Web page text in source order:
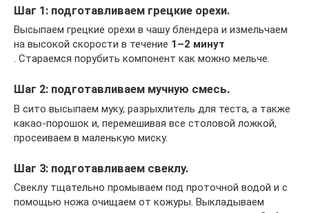
Шаг 1: подготавливаем грецкие орехи.
Высыпаем грецкие орехи в чашу блендера и измельчаем
на высокой скорости в течение 1–2 минут
. Стараемся порубить компонент как можно мельче.
Шаг 2: подготавливаем мучную смесь.
В сито высыпаем муку, разрыхлитель для теста, а также
какао-порошок и, перемешивая все столовой ложкой,
просеиваем в маленькую миску.
Шаг 3: подготавливаем свеклу.
Свеклу тщательно промываем под проточной водой и с
помощью ножа очищаем от кожуры. Выкладываем